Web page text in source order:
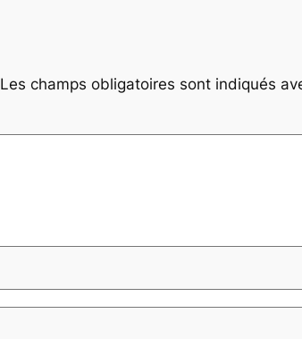
Les champs obligatoires sont indiqués